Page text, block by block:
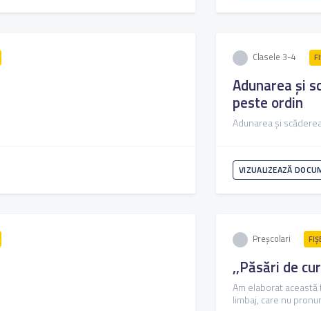
Clasele 3-4
Adunarea și
peste ordin
Adunarea și
VIZUALIZEAZĂ
Preșcolari
,,Păsări de
Am elaborat
limbaj, care nu